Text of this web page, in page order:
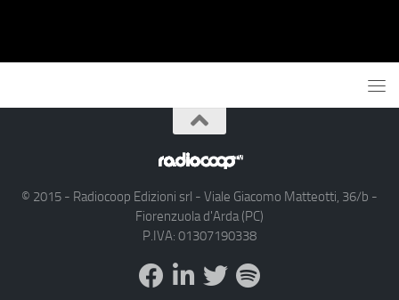
© 2015 - Radiocoop Edizioni srl - Viale Giacomo Matteotti, 36/b -
Fiorenzuola d'Arda (PC)
P.IVA: 01307190338